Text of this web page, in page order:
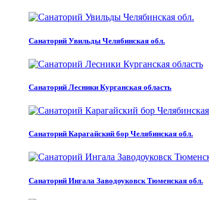
Санаторий Увильды Челябинская обл.
Санаторий Лесники Курганская область
Санаторий Карагайский бор Челябинская обл.
Санаторий Ингала Заводоуковск Тюменская обл.